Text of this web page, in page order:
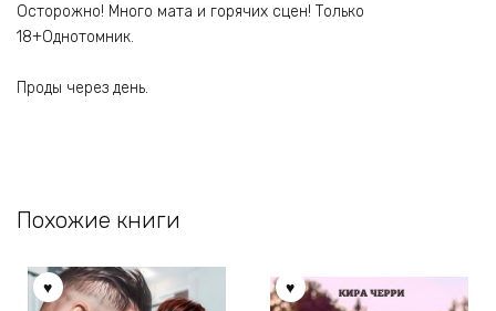
Осторожно! Много мата и горячих сцен! Только
18+Однотомник.
Проды через день.
Похожие книги